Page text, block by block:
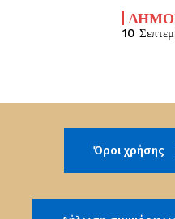
10
Όροι χρήσης